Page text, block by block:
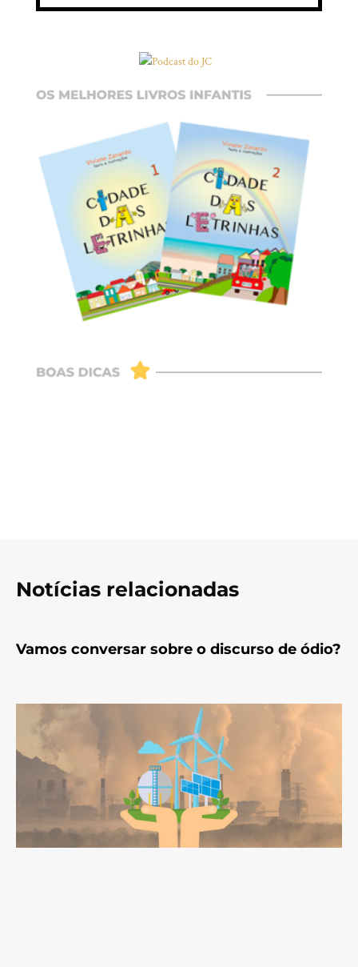
Notícias relacionadas
Vamos conversar sobre o discurso de ódio?